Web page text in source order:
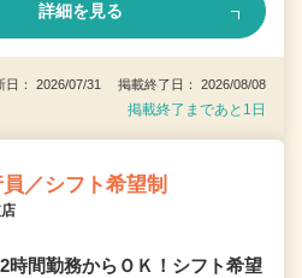
詳細を見る
日： 2026/07/31 掲載終了日： 2026/08/08
掲載終了まであと1日
／シフト希望制
時間勤務からＯＫ！シフト希望